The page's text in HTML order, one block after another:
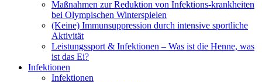
Maßnahmen zur Reduktion von Infektions-krankheiten
bei Olympischen Winterspielen
(Keine) Immunsuppression durch intensive sportliche
Aktivität
Leistungssport & Infektionen – Was ist die Henne, was
ist das Ei?
Infektionen
Infektionen